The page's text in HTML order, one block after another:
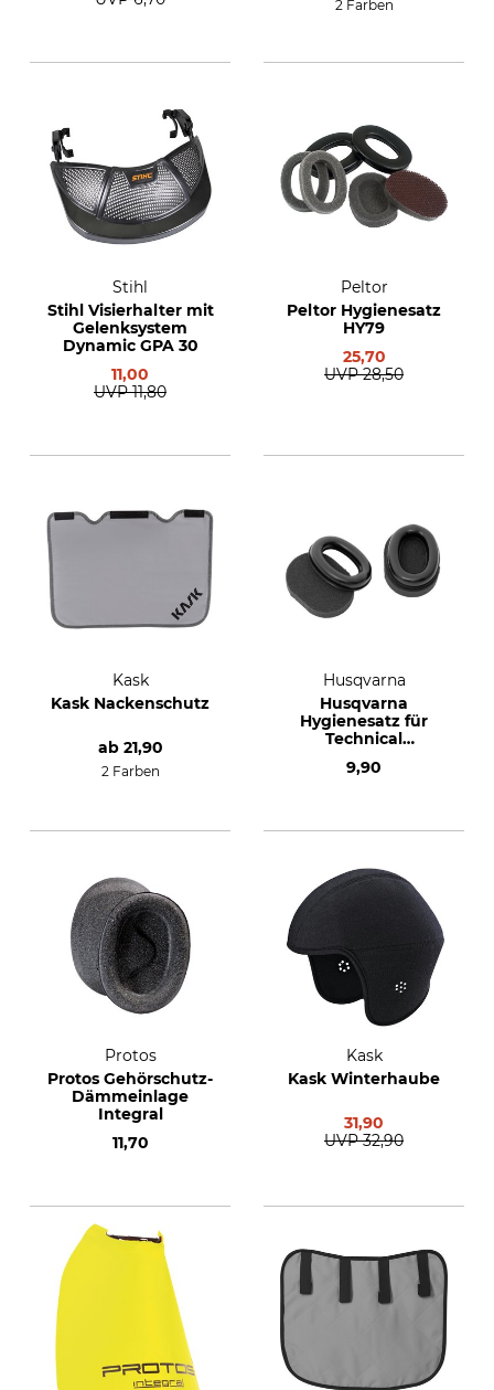
2 Farben
Stihl
Stihl Visierhalter mit
Gelenksystem
Dynamic GPA 30
11,00
UVP 11,80
Peltor
Peltor Hygienesatz
HY79
25,70
UVP 28,50
Kask
Kask Nackenschutz
ab 21,90
2 Farben
Husqvarna
Husqvarna
Hygienesatz für
Technical
9,90
Protos
Protos Gehörschutz-
Dämmeinlage
Integral
11,70
Kask
Kask Winterhaube
31,90
UVP 32,90